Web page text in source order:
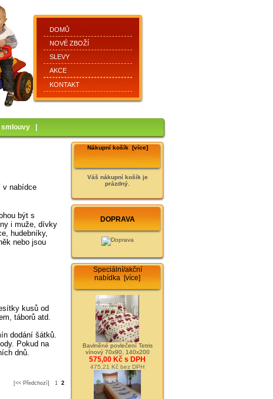
DOMŮ
NOVÉ ZBOŽÍ
SLEVY
AKCE
KONTAKT
smlouvy
v nabídce
být s
i muže, dívky
hudebníky,
nebo jsou
kusů od
táborů atd.
dodání šátků.
Pokud na
dnů.
[<< Předchozí] 1 2
Nákupní košík [více]
Váš nákupní košík je
prázdný.
DOPRAVA
Speciální/akční
nabídka [více]
Bavlněné povlečení Tetris
vínový 70x90, 140x200
575,00 Kč s DPH
475,21 Kč bez DPH